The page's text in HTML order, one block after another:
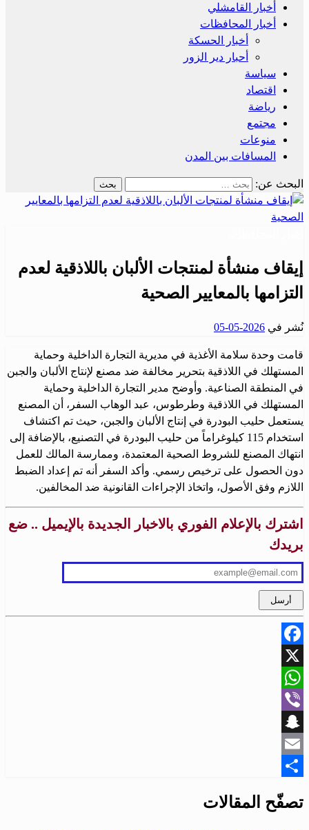
أخبار القامشلي
أخبار المحافظات
أخبار الحسكة
أحبار دير الزور
سياسة
اقتصاد
رياضة
مجتمع
منوعات
المسافات بين المدن
البحث عن:
إيقاف منشأة لمنتجات الألبان باللاذقية لعدم
التزامها بالمعايير الصحية
نُشر في 2026-05-05
قامت وحدة سلامة الأغذية في مديرية التجارة الداخلية وحماية
المستهلك في اللاذقية بتحرير مخالفة ضد مصنع لإنتاج الألبان والجبن
في المنطقة الصناعية. وأوضح مدير التجارة الداخلية وحماية
المستهلك في اللاذقية وطرطوس، عبد الوهاب السفر، أن المصنع
يستعمل حليب البودرة في إنتاج الألبان والجبن، حيث تم اكتشاف
استخدام 115 كيلوغراماً من حليب البودرة في التصنيع، بالإضافة إلى
انتهاك المصنع للشروط الصحية المعتمدة، وممارسة المالك للعمل
دون الحصول على ترخيص رسمي. وأكد السفر أنه تم إعداد الضبط
اللازم وفق الأصول، واتخاذ الإجراءات القانونية ضد المخالفين.
اشترك بالإعلام الفوري بالاخبار الجديدة بالإيميل .. ضع
بريدك
Facebook
X
WhatsApp
Viber
Snapchat
Email
تصفّح المقالات